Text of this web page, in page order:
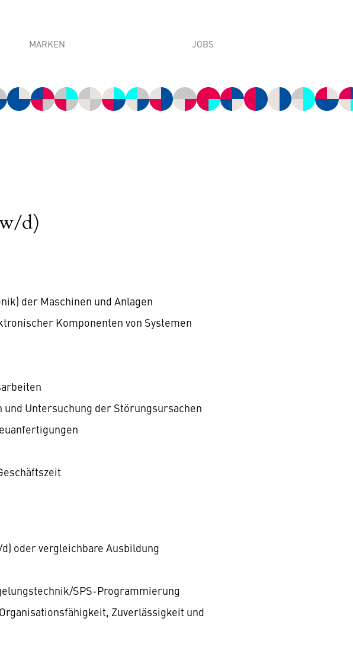
MARKEN
Casonic Bauprodukte
Krone Feine Gips
JOBS
Ausbildung bei VG-ORTH
Ausbildungsberufe
d)
der Maschinen und Anlagen
Komponenten von Systemen
Untersuchung der Störungsursachen
oder vergleichbare Ausbildung
SPS-Programmierung
Zuverlässigkeit und